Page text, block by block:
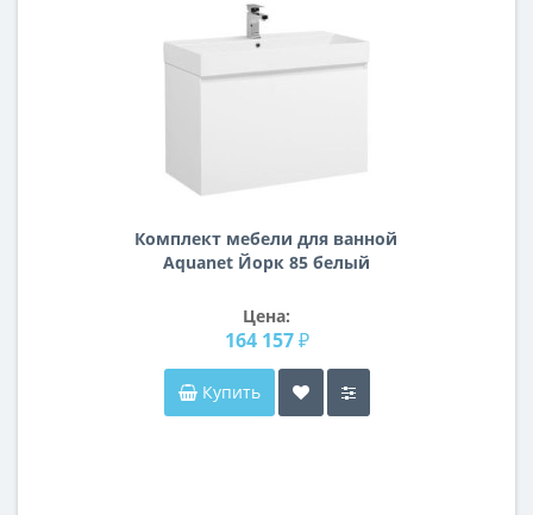
Комплект мебели для ванной
Aquanet Йорк 85 белый
Цена:
164 157 ₽
Купить